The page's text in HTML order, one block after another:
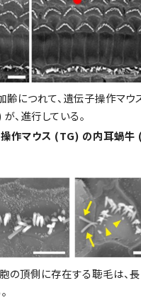
作マウス (TG) の内耳蝸
につれて、遺伝子操作マ
進行している。
の頂側に存在する聴毛は、